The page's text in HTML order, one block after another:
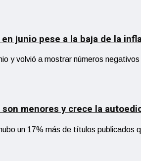
junio pese a la baja de la
y volvió a mostrar números
menores y crece la
un 17% más de títulos publicados